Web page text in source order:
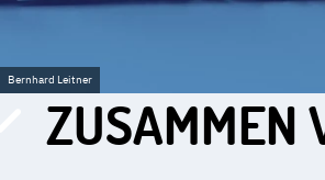
Bernhard Leitner
ZUSAMMEN